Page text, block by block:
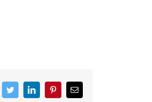
TwitterLinkedInPinterestCorreo
electrónico